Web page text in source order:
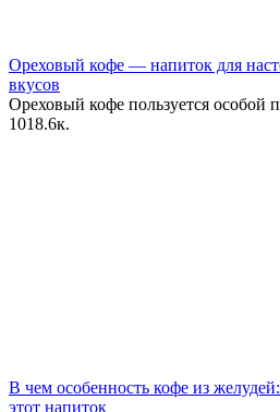
Ореховый кофе — напиток для
вкусов
Ореховый кофе пользуется особой
1018.6к.
В чем особенность кофе из
этот напиток